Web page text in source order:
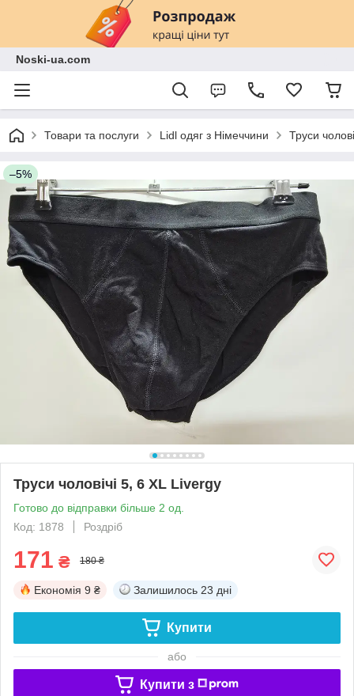
Noski-ua.com
Товари та послуги Lidl одяг з Німеччини Труси
–5%
Труси чоловічі 5, 6 XL Livergy
Готово до відправки більше 2 од.
Код: 1878
Роздріб
171 ₴ 180 ₴
Економія 9 ₴ Залишилось 23 дні
Купити
або
Купити з